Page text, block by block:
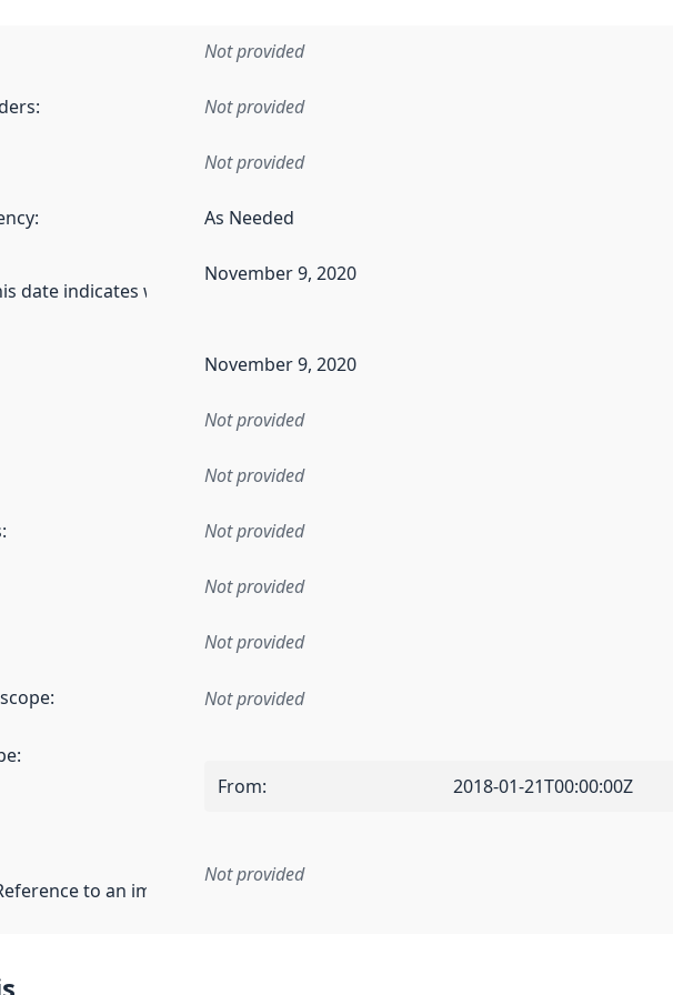
Not provided
: Not provided
Not provided
: As Needed
date indicates when the data in this dataset was first released. It may have
November 9, 2020
November 9, 2020
Not provided
Not provided
: Not provided
Not provided
Not provided
: Not provided
:
From: 2018-01-21T00:00:00Z
to an implementation rule or other specification that forms the basis
Not provided